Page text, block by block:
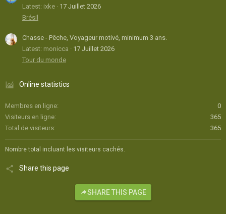
Latest: ixke
17 Juillet 2026
Brésil
Chasse - Pêche, Voyageur motivé, minimum 3 ans.
Latest: monicca
17 Juillet 2026
Tour du monde
Online statistics
Membres en ligne
0
Visiteurs en ligne
365
Total de visiteurs
365
Nombre total incluant les visiteurs cachés.
Share this page
SHARE THIS PAGE